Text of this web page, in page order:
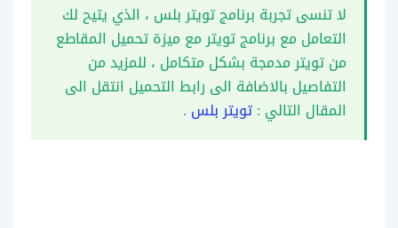
لا تنسى تجربة برنامج تويتر بلس ، الذي يتيح لك
التعامل مع برنامج تويتر مع ميزة تحميل المقاطع
من تويتر مدمجة بشكل متكامل ، للمزيد من
التفاصيل بالاضافة الى رابط التحميل انتقل الى
المقال التالي :تويتر بلس .